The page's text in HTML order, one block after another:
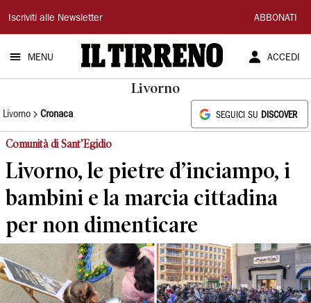
Il
Tirreno
Iscriviti alle Newsletter ABBONATI
MENU ACCEDI
Livorno
Livorno Cronaca SEGUICI SU DISCOVER
Comunità di Sant’Egidio
Livorno, le pietre d’inciampo, i
bambini e la marcia cittadina
per non dimenticare